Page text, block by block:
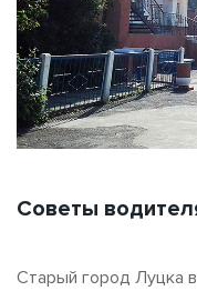
Советы
Старый город Луцка